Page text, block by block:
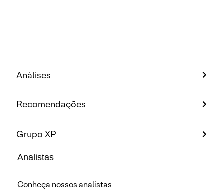
Análises
Recomendações
Grupo XP
Analistas
Conheça nossos analistas